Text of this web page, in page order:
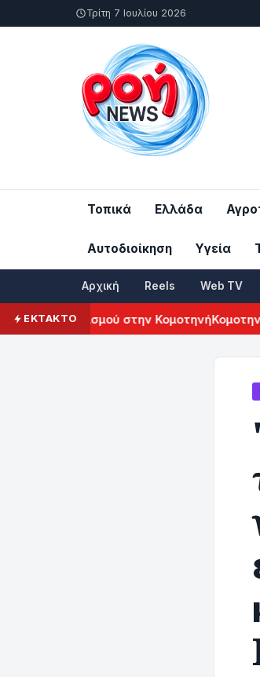
Τρίτη 7 Ιουλίου 2026
Τοπικά Ελλάδα
Αυτοδιοίκηση Υγεία
Αρχική Reels Web TV
ΕΚΤΑΚΤΟ
Πολιτισμού στην ΚομοτηνήΚομοτηνή: Το